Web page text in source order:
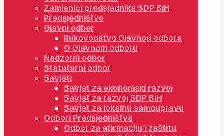
Zamjenici predsjednika SDP BiH
Predsjedništvo
Glavni odbor
Rukovodstvo Glavnog odbora
O Glavnom odboru
Nadzorni odbor
Statutarni odbor
Savjeti
Savjet za ekonomski razvoj
Savjet za razvoj SDP BiH
Savjet za lokalnu samoupravu
Odbori Predsjedništva
Odbor za afirmaciju i zaštitu